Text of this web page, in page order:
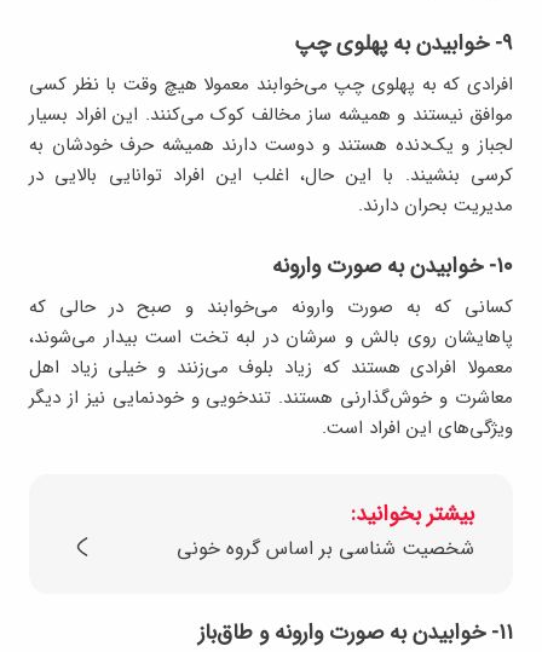
۹- خوابیدن به پهلوی چپ
افرادی که به پهلوی چپ می‌خوابند معمولا هیچ وقت با نظر کسی
موافق نیستند و همیشه ساز مخالف کوک می‌کنند. این افراد بسیار
لجباز و یک‌دنده هستند و دوست دارند همیشه حرف خودشان به
کرسی بنشیند. با این حال، اغلب این افراد توانایی بالایی در
مدیریت بحران دارند.
۱۰- خوابیدن به صورت وارونه
کسانی که به صورت وارونه می‌خوابند و صبح در حالی که
پاهایشان روی بالش و سرشان در لبه تخت است بیدار می‌شوند،
معمولا افرادی هستند که زیاد بلوف می‌زنند و خیلی زیاد اهل
معاشرت و خوش‌گذارنی هستند. تندخویی و خودنمایی نیز از دیگر
ویژگی‌های این افراد است.
بیشتر بخوانید:
شخصیت شناسی بر اساس گروه خونی
۱۱- خوابیدن به صورت وارونه و طاق‌باز